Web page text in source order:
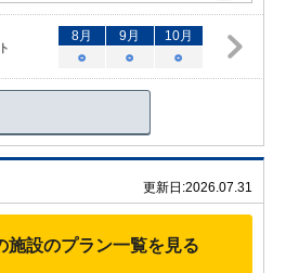
8月 9月 10月
○
○ ○
更新日:2026.07.31
施設のプラン一覧を見る